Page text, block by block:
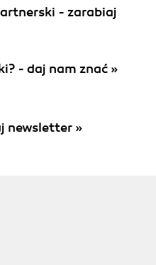
- zarabiaj
- daj nam znać »
newsletter »